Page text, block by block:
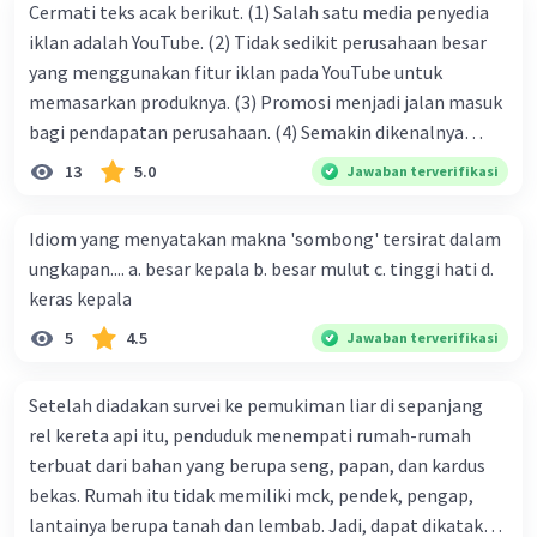
Simbol keberanian dan keadilan yang abadi.
Itulah puisi hikayat yang mengisahkan
perjalanan seorang pahlawan. Puisi ini
menggambarkan nilai-nilai keberanian,
keadilan, dan keteguhan hati dalam menghadapi
cobaan hidup. Puisi hikayat sering kali menjadi
sumber inspirasi dan pembelajaran bagi
Beri Rating ·0.0(0) Balas
Cermati teks acak berikut. (1) Salah satu media penyedia
iklan adalah YouTube. (2) Tidak sedikit perusahaan besar
yang menggunakan fitur iklan pada YouTube untuk
memasarkan produknya. (3) Promosi menjadi jalan masuk
bagi pendapatan perusahaan. (4) Semakin dikenalnya
suatu produk oleh konsumen, semakin besar pula peluang
perusahaan kepada konsumen. Urutan yang tepat agar
menjadi teks eksposisi yang padu adalah .... A. (1)-(2)-(3)-
(4)-(5) B. (2)-(1)-(3)-(4)-(5) C. (3)-(1)-(2)-(5)-(4) D. (3)-(5)-
(4)-(1)-(2) E. (5)-(1)-(3)-(4)-(2)
13 5.0 Jawaban terverifikasi
Idiom yang menyatakan makna 'sombong' tersirat dalam
ungkapan.... a. besar kepala b. besar mulut c. tinggi hati d.
keras kepala
5 4.5 Jawaban terverifikasi
Setelah diadakan survei ke pemukiman liar di sepanjang
rel kereta api itu, penduduk menempati rumah-rumah
terbuat dari bahan yang berupa seng, papan, dan kardus
bekas. Rumah itu tidak memiliki mck, pendek, pengap,
lantainya berupa tanah dan lembab. Jadi, dapat dikatakan